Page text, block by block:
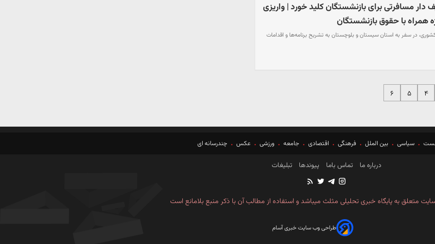
دار مسافرتی برای بازنشستگان کلید خورد | واریزی
همراه با حقوق بازنشستگان
در سفر به استان سیستان و بلوچستان به تشریح برنامه‌ها و اقدامات
۴ ۵ ۶
سیاسی بین الملل فرهنگی اقتصادی جامعه ورزشی عکس چندرسانه ای
درباره ما تماس باما پیوندها تبلیغات
متعلق به پایگاه خبری تحلیلی مثلث میباشد و استفاده از مطالب آن با ذکر منبع بلامانع است
طراحی وب سایت خبری آسام